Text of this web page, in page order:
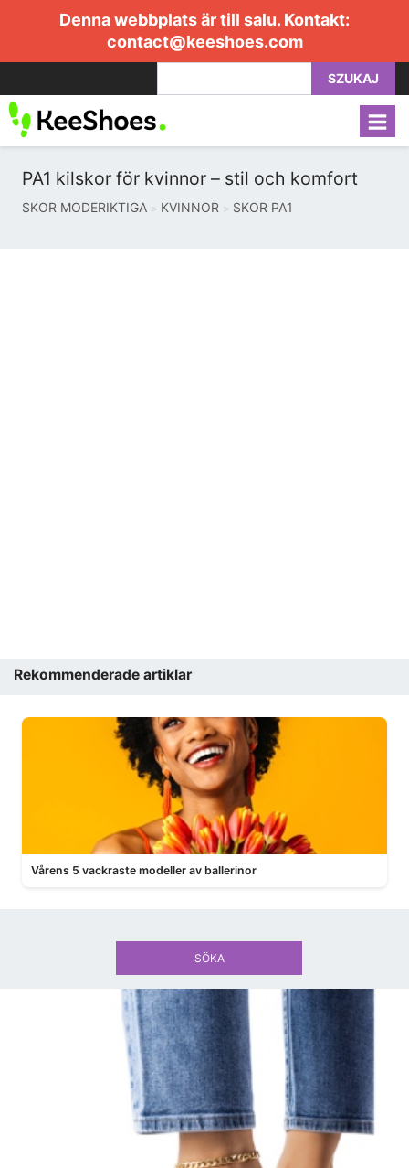
Denna webbplats är till salu. Kontakt:
contact@keeshoes.com
SZUKAJ
PA1 kilskor för kvinnor – stil och komfort
SKOR MODERIKTIGA KVINNOR SKOR PA1
Rekommenderade artiklar
Vårens 5 vackraste modeller av ballerinor
SÖKA